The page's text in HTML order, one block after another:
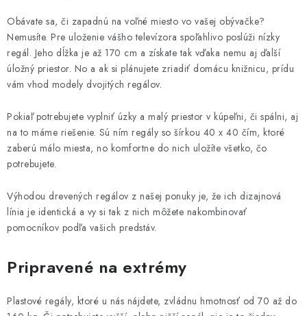
Obchodné a dodacie podmienky
Zásady ochrany osobných údajov
Cookies
Prečo regály od nás?
Bezpečnostný certifikát
Výhody nákupu u nás
Moja objednávka
Obávate sa, či zapadnú na voľné miesto vo vašej obývačke?
Nemusíte. Pre uloženie vášho televízora spoľahlivo poslúži nízky
regál. Jeho dĺžka je až 170 cm a získate tak vďaka nemu aj ďalší
úložný priestor. No a ak si plánujete zriadiť domácu knižnicu, prídu
vám vhod modely dvojitých regálov.
Pokiaľ potrebujete vyplniť úzky a malý priestor v kúpeľni, či spálni, aj
na to máme riešenie. Sú ním regály so šírkou 40 x 40 čím, ktoré
zaberú málo miesta, no komfortne do nich uložíte všetko, čo
potrebujete.
Výhodou drevených regálov z našej ponuky je, že ich dizajnová
línia je identická a vy si tak z nich môžete nakombinovať
pomocníkov podľa vašich predstáv.
Pripravené na extrémy
Plastové regály, ktoré u nás nájdete, zvládnu hmotnosť od 70 až do